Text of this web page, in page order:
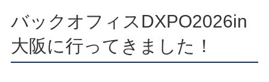
バックオフィスDXPO2026in
大阪に行ってきました！